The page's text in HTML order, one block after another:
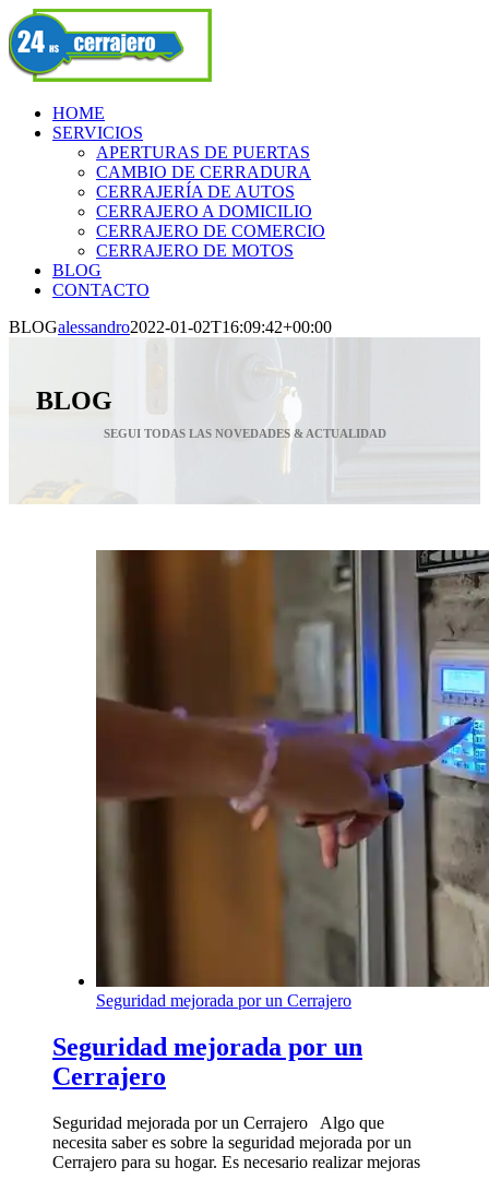
Skip
to
content
Facebook
HOME
SERVICIOS
APERTURAS DE PUERTAS
CAMBIO DE CERRADURA
CERRAJERÍA DE AUTOS
CERRAJERO A DOMICILIO
CERRAJERO DE COMERCIO
CERRAJERO DE MOTOS
BLOG
CONTACTO
BLOGalessandro2022-01-02T16:09:42+00:00
BLOG
SEGUI TODAS LAS NOVEDADES & ACTUALIDAD
Seguridad mejorada por un Cerrajero
Seguridad mejorada por un
Cerrajero
Seguridad mejorada por un Cerrajero Algo que
necesita saber es sobre la seguridad mejorada por un
Cerrajero para su hogar. Es necesario realizar mejoras